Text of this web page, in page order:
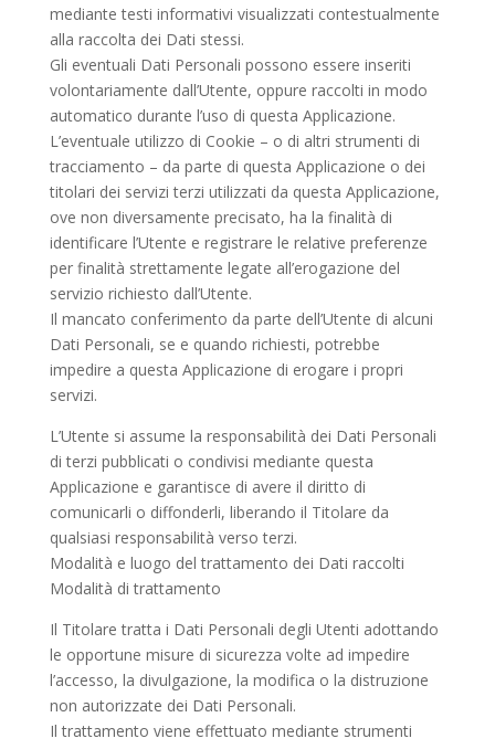
mediante testi informativi visualizzati contestualmente
alla raccolta dei Dati stessi.
Gli eventuali Dati Personali possono essere inseriti
volontariamente dall’Utente, oppure raccolti in modo
automatico durante l’uso di questa Applicazione.
L’eventuale utilizzo di Cookie – o di altri strumenti di
tracciamento – da parte di questa Applicazione o dei
titolari dei servizi terzi utilizzati da questa Applicazione,
ove non diversamente precisato, ha la finalità di
identificare l’Utente e registrare le relative preferenze
per finalità strettamente legate all’erogazione del
servizio richiesto dall’Utente.
Il mancato conferimento da parte dell’Utente di alcuni
Dati Personali, se e quando richiesti, potrebbe
impedire a questa Applicazione di erogare i propri
servizi.
L’Utente si assume la responsabilità dei Dati Personali
di terzi pubblicati o condivisi mediante questa
Applicazione e garantisce di avere il diritto di
comunicarli o diffonderli, liberando il Titolare da
qualsiasi responsabilità verso terzi.
Modalità e luogo del trattamento dei Dati raccolti
Modalità di trattamento
Il Titolare tratta i Dati Personali degli Utenti adottando
le opportune misure di sicurezza volte ad impedire
l’accesso, la divulgazione, la modifica o la distruzione
non autorizzate dei Dati Personali.
Il trattamento viene effettuato mediante strumenti